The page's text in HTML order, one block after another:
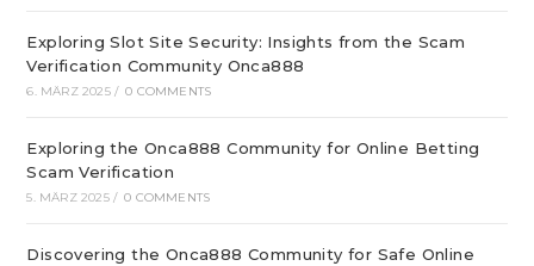
Exploring Slot Site Security: Insights from the Scam
Verification Community Onca888
6. MÄRZ 2025 / 0 COMMENTS
Exploring the Onca888 Community for Online Betting
Scam Verification
5. MÄRZ 2025 / 0 COMMENTS
Discovering the Onca888 Community for Safe Online